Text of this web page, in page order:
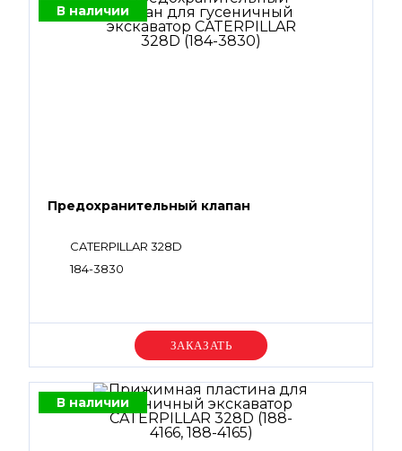
В наличии
Предохранительный клапан
CATERPILLAR 328D
184-3830
Уточняйте цену
В наличии